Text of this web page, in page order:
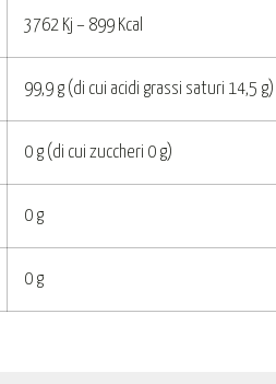
3762 Kj – 899 Kcal
99,9 g (di cui acidi grassi saturi 14,5 g)
0 g (di cui zuccheri 0 g)
0 g
0 g